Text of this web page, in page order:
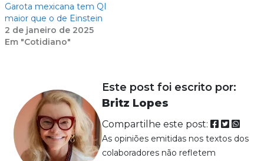
Garota mexicana tem QI
maior que o de Einstein
2 de janeiro de 2025
Em "Cotidiano"
Este post foi escrito por:
Britz Lopes
Compartilhe este post:
As opiniões emitidas nos textos dos
colaboradores não refletem